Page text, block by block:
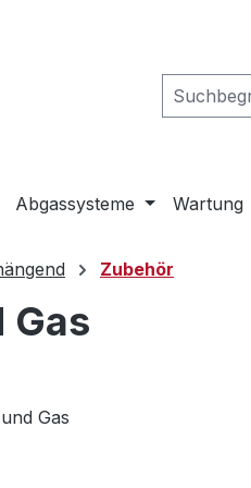
Abgassysteme Wartung
Zubehör
Gas